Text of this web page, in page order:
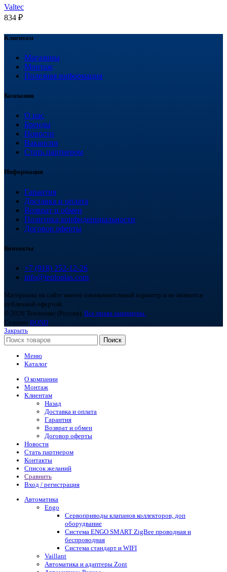
Valtec
834 ₽
Клиентам
Магазины
Монтаж
Полезная информация
Компания
О нас
Бренды
Новости
Вакансии
Стать партнером
Информация
Гарантия
Доставка и оплата
Возврат и обмен
Политика конфиденциальности
Договор оферты
Контакты
+7 (918) 252-12-26
info@teploplas.com
Материалы на сайте имеют ознакомительный характер и не являются
публичной офертой.
© 2026 Теплоплас (Россия). Все права защищены.
Создано BOND
Закрыть
Поиск
Меню
Каталог
О компании
Монтаж
Клиентам
Назад
Доставка и оплата
Гарантия
Возврат и обмен
Договор оферты
Новости
Стать партнером
Контакты
Список желаний
Сравнить
Вход / регистрация
Автоматика
Engo
Сервоприводы клапанов коллекторов, доп
оборудвание
Система ENGO SMART ZigBee проводная и
беспроводная
Система стандарт и WIFI
Vaillant
Автоматика и адаптеры Zont